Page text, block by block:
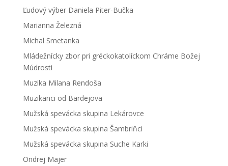
Ľudový výber Daniela Piter-Bučka
Marianna Železná
Michal Smetanka
Mládežnícky zbor pri gréckokatolíckom Chráme Božej
Múdrosti
Muzika Milana Rendoša
Muzikanci od Bardejova
Mužská spevácka skupina Lekárovce
Mužská spevácka skupina Šambriňci
Mužská spevácka skupina Suche Karki
Ondrej Majer